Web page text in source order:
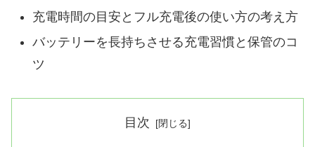
充電時間の目安とフル充電後の使い方の考え方
バッテリーを長持ちさせる充電習慣と保管のコ
ツ
目次